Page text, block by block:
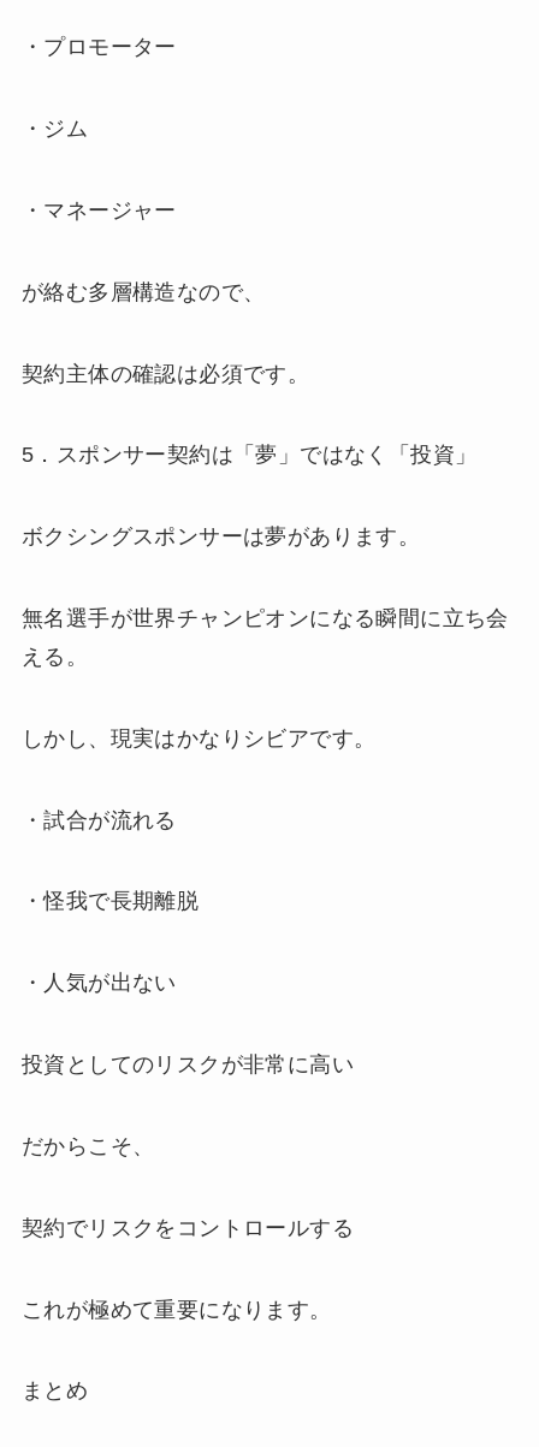
・プロモーター
・ジム
・マネージャー
が絡む多層構造なので、
契約主体の確認は必須です。
5．スポンサー契約は「夢」ではなく「投資」
ボクシングスポンサーは夢があります。
無名選手が世界チャンピオンになる瞬間に立ち会
える。
しかし、現実はかなりシビアです。
・試合が流れる
・怪我で長期離脱
・人気が出ない
投資としてのリスクが非常に高い
だからこそ、
契約でリスクをコントロールする
これが極めて重要になります。
まとめ